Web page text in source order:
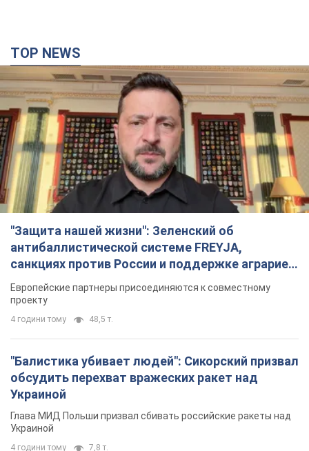
TOP NEWS
"Защита нашей жизни": Зеленский об
антибаллистической системе FREYJA,
санкциях против России и поддержке аграриев.
Видео
Европейские партнеры присоединяются к совместному
проекту
4 години тому 48,5 т.
"Балистика убивает людей": Сикорский призвал
обсудить перехват вражеских ракет над
Украиной
Глава МИД Польши призвал сбивать российские ракеты над
Украиной
4 години тому 7,8 т.